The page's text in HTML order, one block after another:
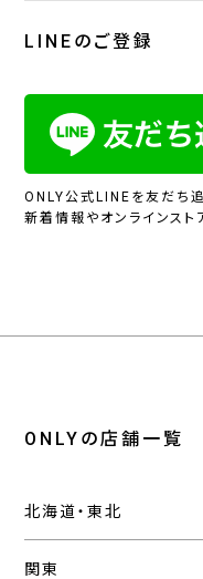
LINEのご登録
ONLY公式LINEを友だち追
新着情報やオンラインスト
ONLYの店舗一覧
北海道・東北
関東